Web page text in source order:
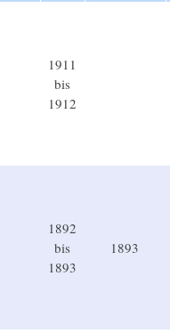
1911
bis
1912
1892
bis
1893
1893